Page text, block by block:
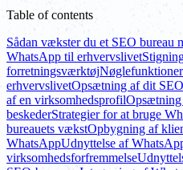
Table of contents
Sådan vækster du et SEO bureau
WhatsApp til erhvervslivet
forretningsværktøj
erhvervslivetOpsætning af dit
af en virksomhedsprofilOpsætning
beskederStrategier for at bruge
bureauets vækstOpbygning af
WhatsAppUdnyttelse af
virksomhedsforfremmelse